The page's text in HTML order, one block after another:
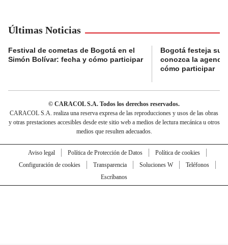
Últimas Noticias
Festival de cometas de Bogotá en el
Simón Bolívar: fecha y cómo participar
Bogotá festeja su
conozca la
cómo participar
© CARACOL S.A. Todos los derechos reservados.
CARACOL S.A. realiza una reserva expresa de las reproducciones y usos de las obras
y otras prestaciones accesibles desde este sitio web a medios de lectura mecánica u otros
medios que resulten adecuados.
Aviso legal Política de Protección de Datos
Política de cookies
Configuración de cookies
Transparencia Soluciones W
Teléfonos
Escríbanos